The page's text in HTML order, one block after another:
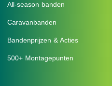
All-season banden
Caravanbanden
Bandenprijzen & Acties
500+ Montagepunten